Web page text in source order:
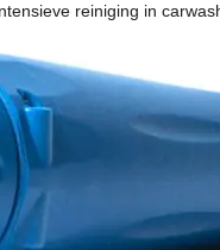
reiniging in